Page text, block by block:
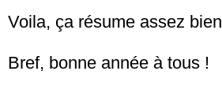
Voila, ça résume assez
Bref, bonne année à tous !